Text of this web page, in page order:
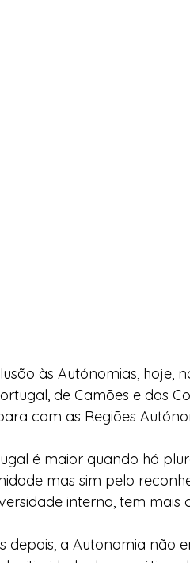
às Autónomias, hoje,
de Camões e das
com as Regiões
é maior quando há
mas sim pelo
interna, tem
depois, a Autonomia não